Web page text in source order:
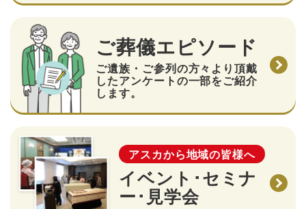
ご葬儀エピソード
ご遺族・ご参列の方々より頂戴
したアンケートの一部をご紹介
します。
アスカから地域の皆様へ
イベント･セミナ
ー･見学会